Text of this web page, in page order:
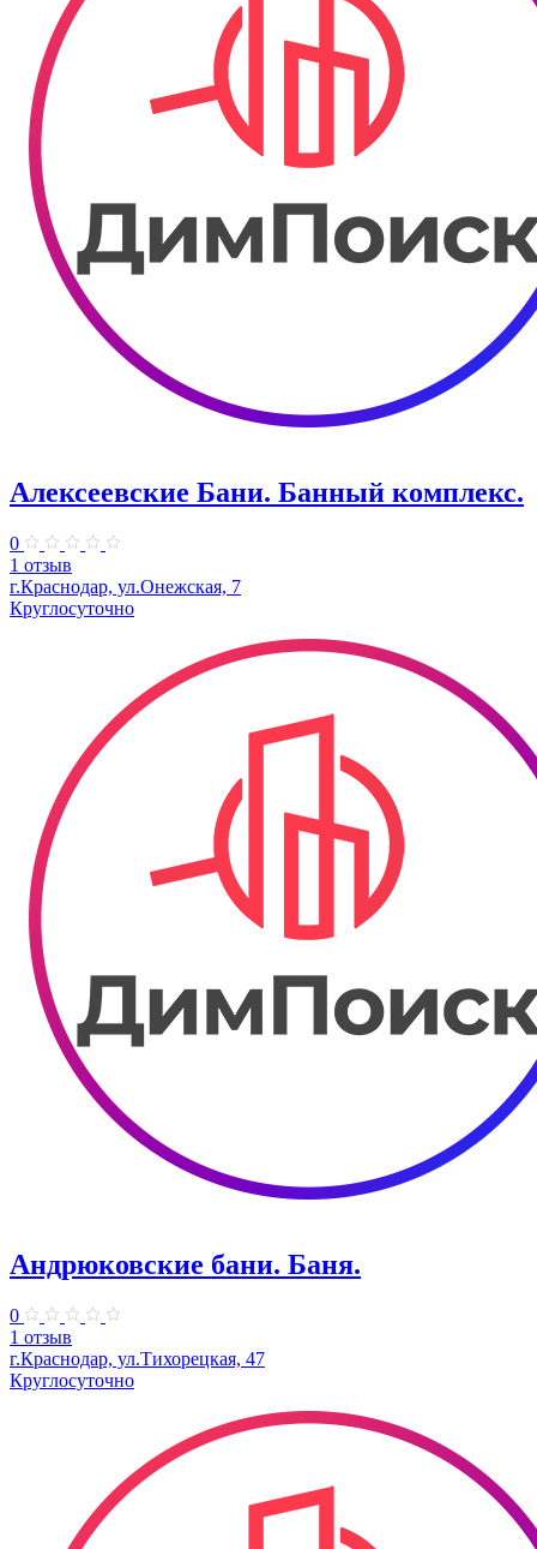
Алексеевские Бани. Банный комплекс.
0
1 отзыв
г.Краснодар, ул.Онежская, 7
Круглосуточно
Андрюковские бани. Баня.
0
1 отзыв
г.Краснодар, ул.Тихорецкая, 47
Круглосуточно